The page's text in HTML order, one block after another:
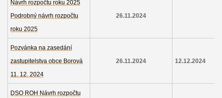
Návrh rozpočtu roku 2025
Podrobný návrh rozpočtu
roku 2025
26.11.2024
Pozvánka na zasedání
zastupitelstva obce Borová
11. 12. 2024
26.11.2024 12.12.2024
DSO ROH Návrh rozpočtu